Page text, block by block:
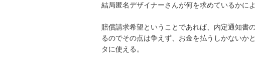
結局匿名デザイナーさんが何を求めているかに
賠償請求希望ということであれば、内定通知書
るのでその点は争えず、お金を払うしかないか
タに使える。